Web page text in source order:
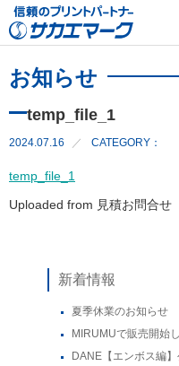
お知らせ
temp_file_1
2024.07.16 CATEGORY：
temp_file_1
Uploaded from 見積お問合せ
新着情報
夏季休業のお知らせ
MIRUMUで販売開始
DANE【エンボス編